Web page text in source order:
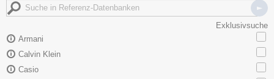
Exklusivsuche
Armani
Calvin Klein
Casio